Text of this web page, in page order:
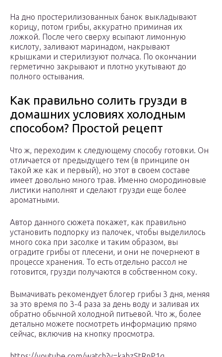
На дно простерилизованных банок выкладывают
корицу, потом грибы, аккуратно приминая их
ложкой. После чего сверху всыпают лимонную
кислоту, заливают маринадом, накрывают
крышками и стерилизуют полчаса. По окончании
герметично закрывают и плотно укутывают до
полного остывания.
Как правильно солить грузди в
домашних условиях холодным
способом? Простой рецепт
Что ж, переходим к следующему способу готовки. Он
отличается от предыдущего тем (в принципе он
такой же как и первый), но этот в своем составе
имеет довольно много трав. Именно смородиновые
листики наполнят и сделают грузди еще более
ароматными.
Автор данного сюжета покажет, как правильно
установить подпорку из палочек, чтобы выделилось
много сока при засолке и таким образом, вы
оградите грибы от плесени, и они не почернеют в
процессе хранения. То есть отдельно рассол не
готовится, грузди получаются в собственном соку.
Вымачивать рекомендует блогер грибы 3 дня, меняя
за это время по 3-4 раза за день воду и заливая их
обратно обычной холодной питьевой. Что ж, более
детально можете посмотреть информацию прямо
сейчас, включив на кнопку просмотра.